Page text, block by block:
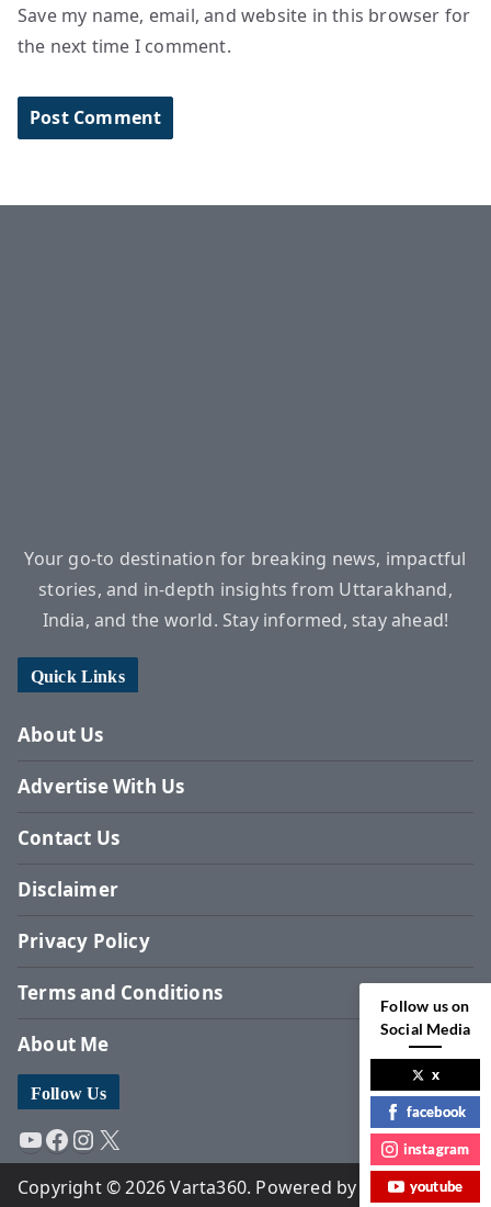
Save my name, email, and website in this browser for
the next time I comment.
Your go-to destination for breaking news, impactful
stories, and in-depth insights from Uttarakhand,
India, and the world. Stay informed, stay ahead!
Quick Links
About Us
Advertise With Us
Contact Us
Disclaimer
Privacy Policy
Terms and Conditions
About Me
Follow Us
YouTube
Facebook
Instagram
X
Copyright © 2026 Varta360. Powered by Surbhi
Follow us on
Social Media
x
facebook
instagram
youtube